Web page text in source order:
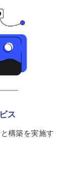
ス
構築を実施す